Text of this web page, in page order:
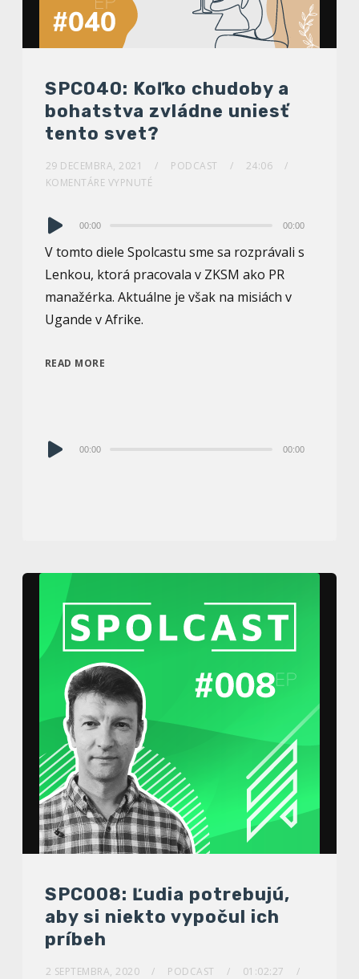
SPC040: Koľko chudoby a
bohatstva zvládne uniesť
tento svet?
29 DECEMBRA, 2021 PODCAST
24:06
KOMENTÁRE VYPNUTÉ
Audio
00:00 00:00
V tomto diele Spolcastu sme sa rozprávali s
Lenkou, ktorá pracovala v ZKSM ako PR
manažérka. Aktuálne je však na misiách v
Ugande v Afrike.
READ MORE
Audio
00:00 00:00
SPC008: Ľudia potrebujú,
aby si niekto vypočul ich
príbeh
2 SEPTEMBRA, 2020 PODCAST
01:02:27